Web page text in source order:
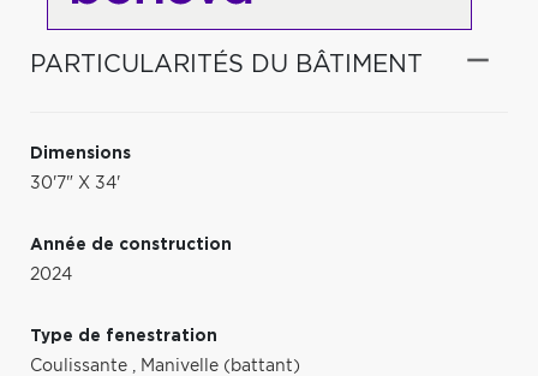
PARTICULARITÉS DU BÂTIMENT
Dimensions
30'7" X 34'
Année de construction
2024
Type de fenestration
Coulissante , Manivelle (battant)